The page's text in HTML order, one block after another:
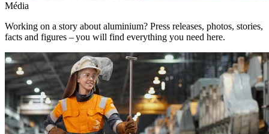
Média
Working on a story about aluminium? Press releases, photos, stories,
facts and figures – you will find everything you need here.